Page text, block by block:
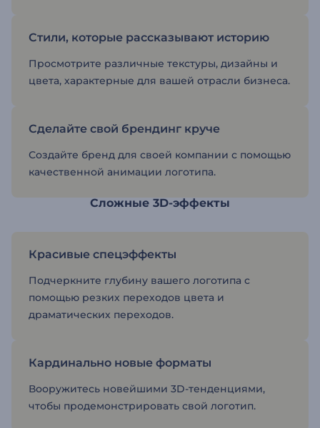
Стили, которые рассказывают историю
Просмотрите различные текстуры, дизайны и
цвета, характерные для вашей отрасли бизнеса.
Сделайте свой брендинг круче
Создайте бренд для своей компании с помощью
качественной анимации логотипа.
Сложные 3D-эффекты
Красивые спецэффекты
Подчеркните глубину вашего логотипа с
помощью резких переходов цвета и
драматических переходов.
Кардинально новые форматы
Вооружитесь новейшими 3D-тенденциями,
чтобы продемонстрировать свой логотип.